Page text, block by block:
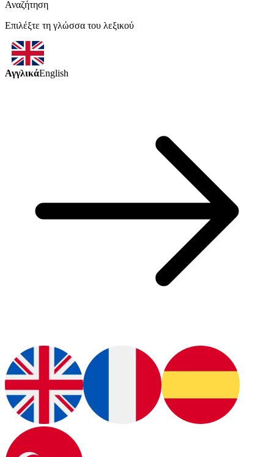
Αναζήτηση
Επιλέξτε τη γλώσσα του λεξικού
ΑγγλικάEnglish